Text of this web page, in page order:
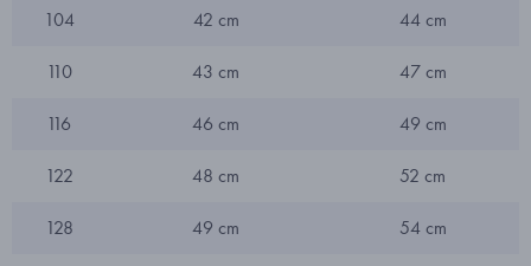
104 42 cm 44 cm
110 43 cm 47 cm
116 46 cm 49 cm
122 48 cm 52 cm
128 49 cm 54 cm